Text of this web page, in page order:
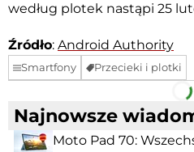
według plotek nastąpi 25
Źródło: Android Authority
Smartfony Przecieki i plotki
Facebook
Najnowsze
Moto Pad 70: